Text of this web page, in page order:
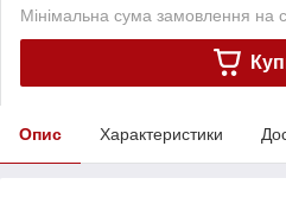
Мінімальна сума замовлення на
Опис Характеристики